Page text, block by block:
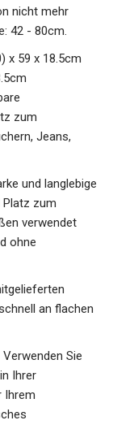
nicht mehr
42 - 80cm.
x 59 x 18.5cm
zum
Jeans,
und langlebige
Platz zum
verwendet
ohne
an flachen
Sie
Ihrer
Ihrem